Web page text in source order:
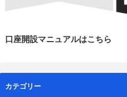
口座開設マニュアルはこちら
カテゴリー